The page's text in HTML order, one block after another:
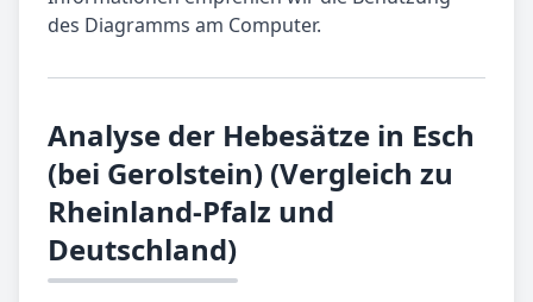
des Diagramms am Computer.
Analyse der Hebesätze in Esch
(bei Gerolstein) (Vergleich zu
Rheinland-Pfalz und
Deutschland)